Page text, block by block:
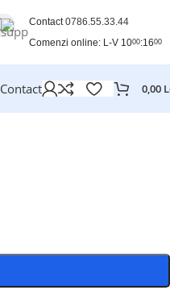
Contact0786.55.33.44
Comenzi online: L-V 1000:1600
Contact 0,00